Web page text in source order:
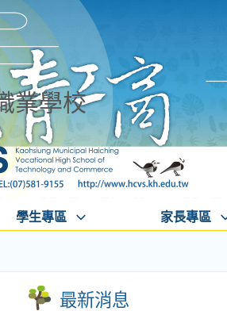
業學校
學生專區 家長專區
最新消息